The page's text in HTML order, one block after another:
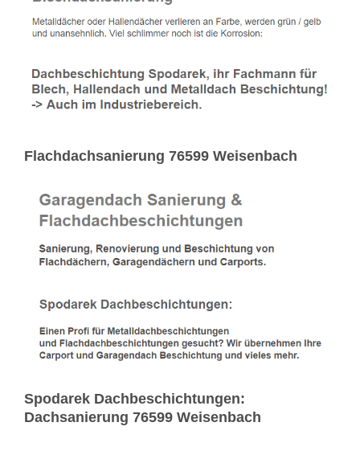
Flachdachsanierung 76599 Weisenbach
Spodarek Dachbeschichtungen:
Dachsanierung 76599 Weisenbach